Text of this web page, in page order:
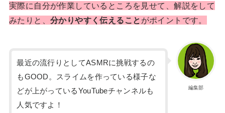
実際に自分が作業しているところを見せて、解説をして
みたりと、 分かりやすく伝えること がポイントです。
編集部
最近の流行りとしてASMRに挑戦するの
もGOOD。スライムを作っている様子な
どが上がっているYouTubeチャンネルも
人気ですよ！